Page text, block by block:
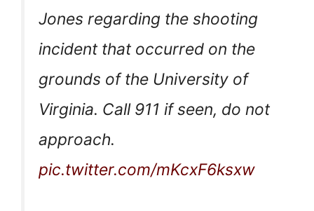
Jones regarding the shooting
incident that occurred on the
grounds of the University of
Virginia. Call 911 if seen, do not
approach.
pic.twitter.com/mKcxF6ksxw